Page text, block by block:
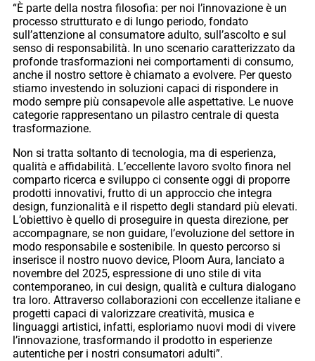
“È parte della nostra filosofia: per noi l’innovazione è un
processo strutturato e di lungo periodo, fondato
sull’attenzione al consumatore adulto, sull’ascolto e sul
senso di responsabilità. In uno scenario caratterizzato da
profonde trasformazioni nei comportamenti di consumo,
anche il nostro settore è chiamato a evolvere. Per questo
stiamo investendo in soluzioni capaci di rispondere in
modo sempre più consapevole alle aspettative. Le nuove
categorie rappresentano un pilastro centrale di questa
trasformazione.
Non si tratta soltanto di tecnologia, ma di esperienza,
qualità e affidabilità. L’eccellente lavoro svolto finora nel
comparto ricerca e sviluppo ci consente oggi di proporre
prodotti innovativi, frutto di un approccio che integra
design, funzionalità e il rispetto degli standard più elevati.
L’obiettivo è quello di proseguire in questa direzione, per
accompagnare, se non guidare, l’evoluzione del settore in
modo responsabile e sostenibile. In questo percorso si
inserisce il nostro nuovo device, Ploom Aura, lanciato a
novembre del 2025, espressione di uno stile di vita
contemporaneo, in cui design, qualità e cultura dialogano
tra loro. Attraverso collaborazioni con eccellenze italiane e
progetti capaci di valorizzare creatività, musica e
linguaggi artistici, infatti, esploriamo nuovi modi di vivere
l’innovazione, trasformando il prodotto in esperienze
autentiche per i nostri consumatori adulti”.